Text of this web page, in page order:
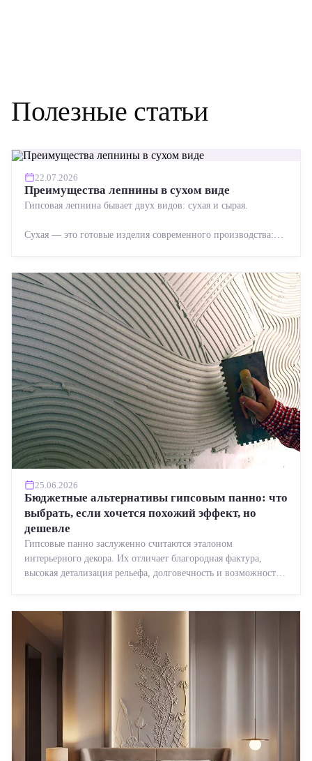
Полезные статьи
22.07.2026
Преимущества лепнины в сухом виде
Гипсовая лепнина бывает двух видов: сухая и сырая.
Сухая — это готовые изделия современного производства:
25.06.2026
Бюджетные альтернативы гипсовым панно: что
выбрать, если хочется похожий эффект, но
дешевле
Гипсовые панно заслуженно считаются эталоном
интерьерного декора. Их отличает благородная фактура,
высокая детализация рельефа, долговечность и возможность